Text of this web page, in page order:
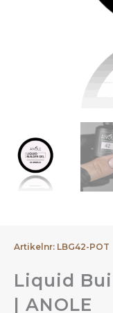
Artikelnr: LBG42-POT
Liquid
| ANOLE